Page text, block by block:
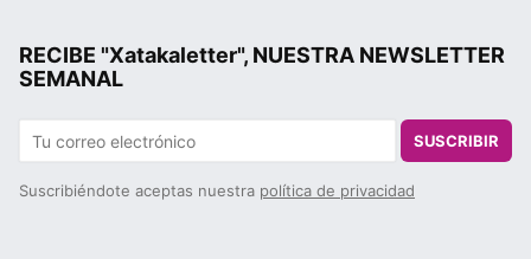
RECIBE "Xatakaletter", NUESTRA NEWSLETTER
SEMANAL
SUSCRIBIR
Suscribiéndote aceptas nuestra política de privacidad